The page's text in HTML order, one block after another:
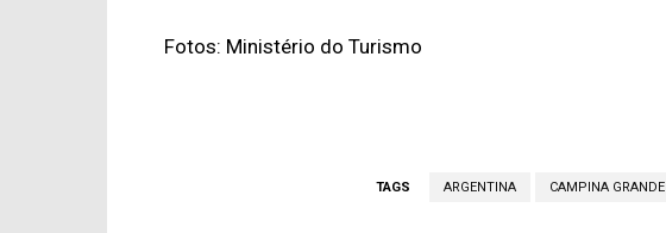
Fotos: Ministério do Turismo
TAGS ARGENTINA CAMPINA GRANDE